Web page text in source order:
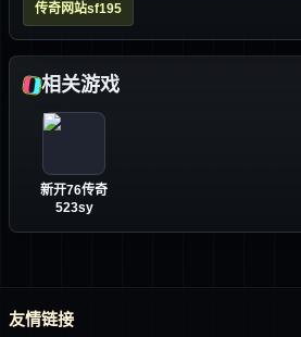
传奇网站sf195
相关游戏
新开76传奇
523sy
友情链接